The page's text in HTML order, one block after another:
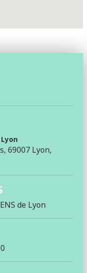
69007 Lyon,
de Lyon